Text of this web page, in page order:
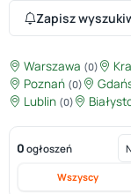
Zapisz
Warszawa (0)
Poznań (0)
Lublin (0)
0 ogłoszeń
Wszyscy